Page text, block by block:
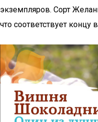
экземпляров. Сорт
что соответствует концу